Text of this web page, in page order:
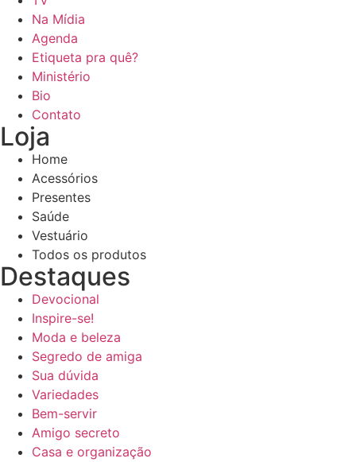
Na Mídia
Agenda
Etiqueta pra quê?
Ministério
Bio
Contato
Loja
Home
Acessórios
Presentes
Saúde
Vestuário
Todos os produtos
Destaques
Devocional
Inspire-se!
Moda e beleza
Segredo de amiga
Sua dúvida
Variedades
Bem-servir
Amigo secreto
Casa e organização